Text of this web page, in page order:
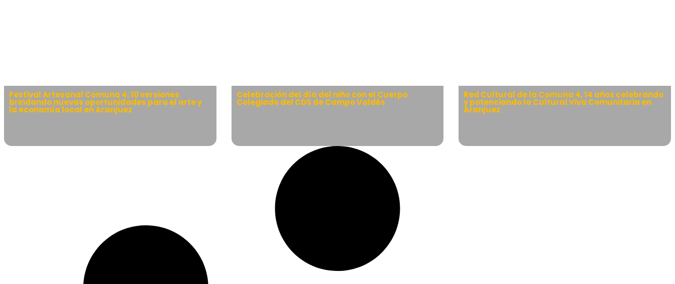
Festival Artesanal Comuna 4: 10 versiones
brindando nuevas oportunidades para el arte y
la economía local en Aranjuez
Celebración del día del niño con el Cuerpo
Colegiado del CDS de Campo Valdés
Red Cultural de la Comuna 4, 14 años celebrando
y potenciando la Cultural Viva Comunitaria en
Aranjuez